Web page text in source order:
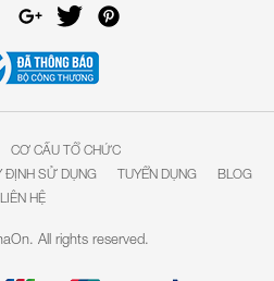
CƠ CẤU TỔ CHỨC
ĐỊNH SỬ DỤNG TUYỂN DỤNG
BLOG
LIÊN HỆ
All rights reserved.